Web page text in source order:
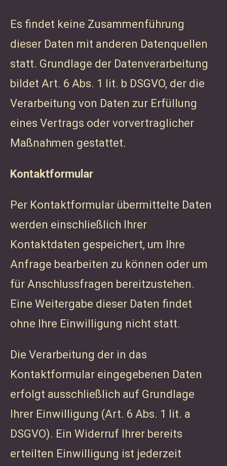
Es findet keine Zusammenführung
dieser Daten mit anderen Datenquellen
statt. Grundlage der Datenverarbeitung
bildet Art. 6 Abs. 1 lit. b DSGVO, der die
Verarbeitung von Daten zur Erfüllung
eines Vertrags oder vorvertraglicher
Maßnahmen gestattet.
Kontaktformular
Per Kontaktformular übermittelte Daten
werden einschließlich Ihrer
Kontaktdaten gespeichert, um Ihre
Anfrage bearbeiten zu können oder um
für Anschlussfragen bereitzustehen.
Eine Weitergabe dieser Daten findet
ohne Ihre Einwilligung nicht statt.
Die Verarbeitung der in das
Kontaktformular eingegebenen Daten
erfolgt ausschließlich auf Grundlage
Ihrer Einwilligung (Art. 6 Abs. 1 lit. a
DSGVO). Ein Widerruf Ihrer bereits
erteilten Einwilligung ist jederzeit